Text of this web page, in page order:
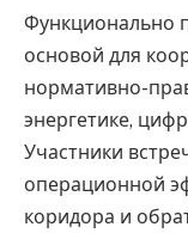
Функционально
основой для
нормативно-
энергетике,
Участники
операционной
коридора и